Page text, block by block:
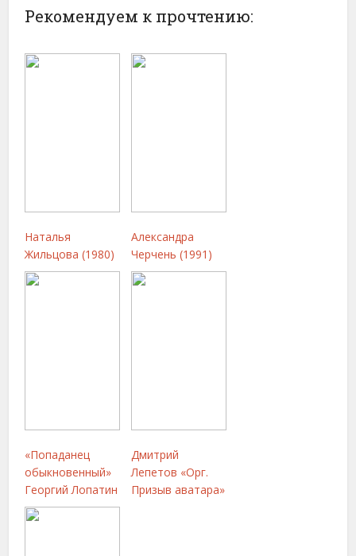
Рекомендуем к прочтению:
Наталья
Жильцова (1980)
Александра
Черчень (1991)
«Попаданец
обыкновенный»
Георгий Лопатин
Дмитрий
Лепетов «Орг.
Призыв аватара»